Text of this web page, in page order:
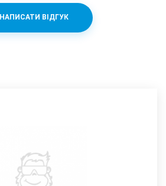
НАПИСАТИ ВІДГУК